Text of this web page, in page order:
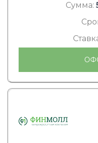
Сумма: